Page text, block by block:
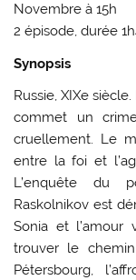
Novembre à 15h
2 épisode, durée
Synopsis
Russie, XIXe
commet un
cruellement. Le
entre la foi et
L’enquête du
Raskolnikov est
Sonia et l’amour
trouver le
Pétersbourg,